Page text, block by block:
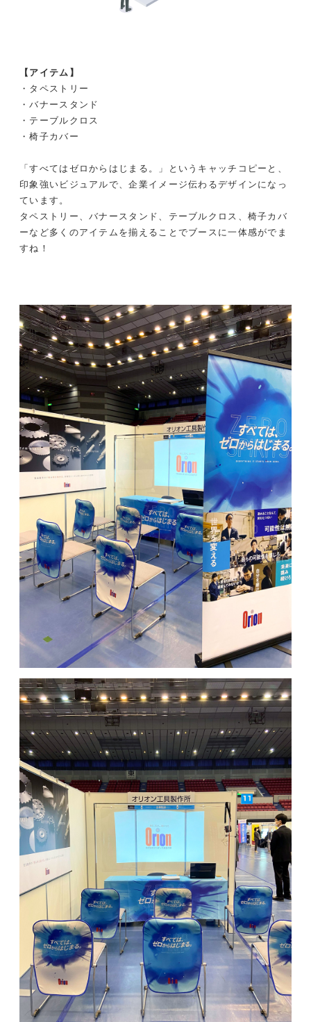
【アイテム】
・タペストリー
・バナースタンド
・テーブルクロス
・椅子カバー
「すべてはゼロからはじまる。」というキャッチコピーと、
印象強いビジュアルで、企業イメージ伝わるデザインになっ
ています。
タペストリー、バナースタンド、テーブルクロス、椅子カバ
ーなど多くのアイテムを揃えることでブースに一体感がでま
すね！